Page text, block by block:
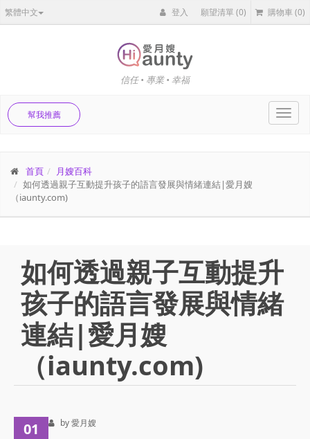
繁體中文 登入 願望清單(0) 購物車 (0)
信任 • 專業 • 幸福
幫我推薦
首頁
月嫂百科
如何透過親子互動提升孩子的語言發展與情緒連結|愛月嫂
（iaunty.com)
如何透過親子互動提升
孩子的語言發展與情緒
連結|愛月嫂
（iaunty.com)
01 by 愛月嫂